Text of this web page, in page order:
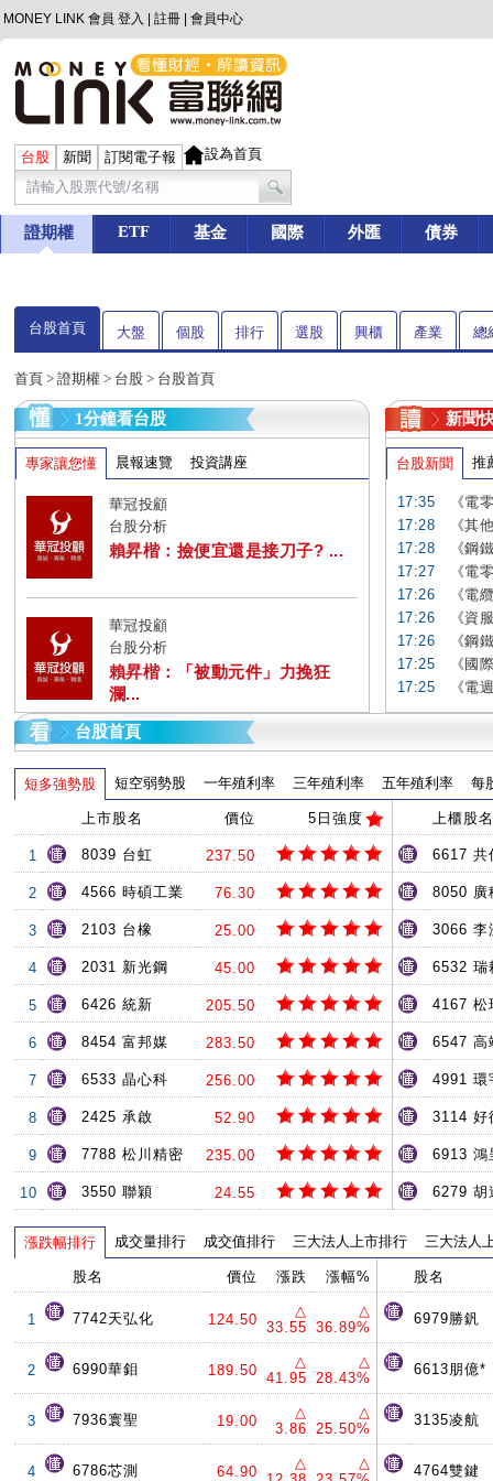
MONEY LINK 會員 登入 註冊 會員中心
台股 新聞 訂閱電子報 設為首頁
證期權 ETF 基金 國際 外匯 債券
台股首頁 大盤 個股 排行 選股 興櫃 產業 總
首頁 > 證期權 > 台股 > 台股首頁
1分鐘看台股
專家讓您懂 晨報速覽 投資講座
華冠投顧
台股分析
賴昇楷：撿便宜還是接刀子? ...
華冠投顧
台股分析
賴昇楷：「被動元件」力挽狂
瀾...
新聞
台股新聞 推
17:35
《電
17:28
《其
17:28
《鋼
17:27
《電
17:26
《電
17:26
《資
17:26
《鋼
17:25
《國
17:25
《電
台股首頁
短多強勢股 短空弱勢股 一年殖利率 三年殖利率 五年殖利率 每
上市股名 價位 5日強度
1 8039 台虹 237.50
2 4566 時碩工業 76.30
3 2103 台橡 25.00
4 2031 新光鋼 45.00
5 6426 統新 205.50
6 8454 富邦媒 283.50
7 6533 晶心科 256.00
8 2425 承啟 52.90
9 7788 松川精密 235.00
10 3550 聯穎 24.55
上櫃股名
6617 共
8050 廣
3066 李
6532 瑞
4167 松
6547 高
4991 環
3114 好
6913 鴻
6279 胡
漲跌幅排行 成交量排行 成交值排行 三大法人上市排行 三大法人
股名 價位 漲跌 漲幅%
1 7742天弘化 124.50
△
33.55
△
36.89%
2 6990華鉬 189.50
△
41.95
△
28.43%
3 7936寰聖 19.00
△
3.86
△
25.50%
4 6786芯測 64.90
△
△
股名
6979勝釩
6613朋億*
3135凌航
4764雙鍵